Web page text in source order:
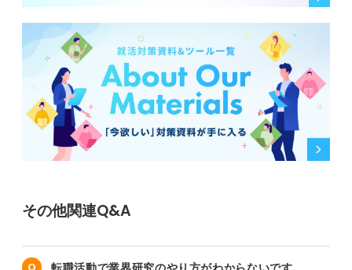
その他関連Q&A
転職活動で業界研究のやり方がわからないです。